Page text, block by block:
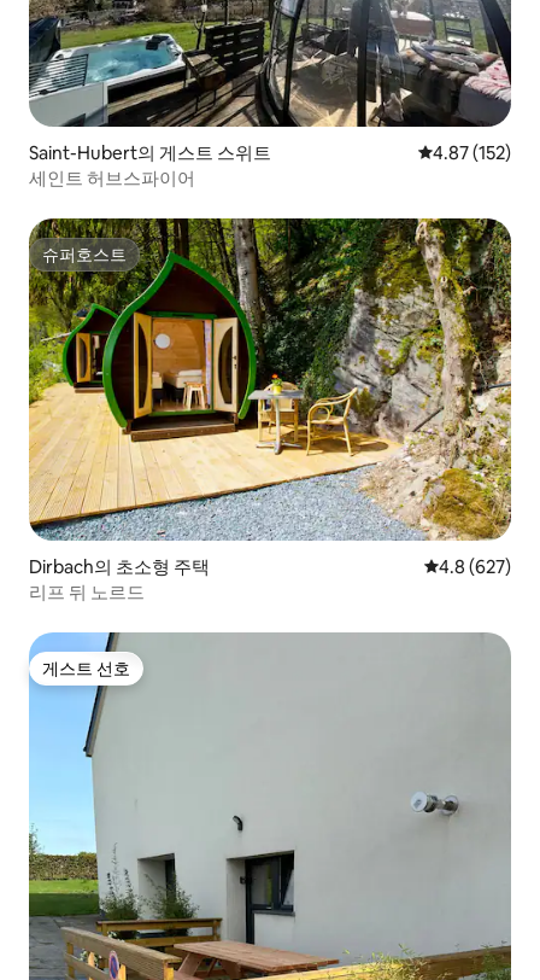
Saint-Hubert의 게스트 스위트 평점 4.87점(5
4.87 (152)
세인트 허브스파이어
슈퍼호스트
슈퍼호스트
Dirbach의 초소형 주택 평점 4.8점(5
4.8 (627)
리프 뒤 노르드
게스트 선호
게스트 선호